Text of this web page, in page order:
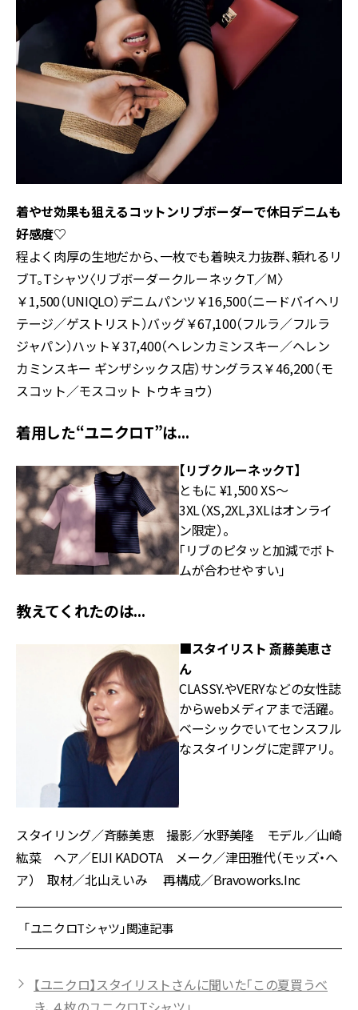
着やせ効果も狙えるコットンリブボーダーで休日デニムも
好感度♡
程よく肉厚の生地だから、一枚でも着映え力抜群、頼れるリ
ブT。Tシャツ〈リブボーダークルーネックT／M〉
￥1,500（UNIQLO）デニムパンツ￥16,500（ニードバイヘリ
テージ／ゲストリスト）バッグ￥67,100（フルラ／フルラ
ジャパン）ハット￥37,400（ヘレンカミンスキー／ヘレン
カミンスキー ギンザシックス店）サングラス￥46,200（モ
スコット／モスコット トウキョウ）
着用した“ユニクロT”は...
【リブクルーネックT】
ともに ¥1,500 XS～
3XL（XS,2XL,3XLはオンライ
ン限定）。
「リブのピタッと加減でボト
ムが合わせやすい」
教えてくれたのは...
■スタイリスト 斎藤美恵さ
ん
CLASSY.やVERYなどの女性誌
からwebメディアまで活躍。
ベーシックでいてセンスフル
なスタイリングに定評アリ。
スタイリング／斉藤美恵 撮影／水野美隆 モデル／山崎
紘菜 ヘア／EIJI KADOTA メーク／津田雅代（モッズ・ヘ
ア） 取材／北山えいみ 再構成／Bravoworks.Inc
「ユニクロTシャツ」関連記事
【ユニクロ】スタイリストさんに聞いた「この夏買うべ